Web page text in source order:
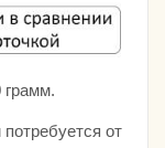
грамм.
потребуется от